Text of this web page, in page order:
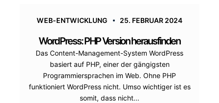
WEB-ENTWICKLUNG 25. FEBRUAR 2024
WordPress: PHP Version herausfinden
Das Content-Management-System WordPress
basiert auf PHP, einer der gängigsten
Programmiersprachen im Web. Ohne PHP
funktioniert WordPress nicht. Umso wichtiger ist es
somit, dass nicht...